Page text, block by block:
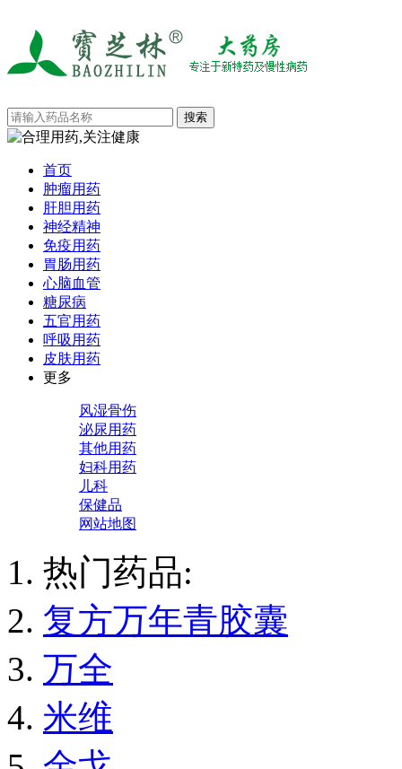
首页
肿瘤用药
肝胆用药
神经精神
免疫用药
胃肠用药
心脑血管
糖尿病
五官用药
呼吸用药
皮肤用药
更多
风湿骨伤
泌尿用药
其他用药
妇科用药
儿科
保健品
网站地图
热门药品:
复方万年青胶囊
万全
米维